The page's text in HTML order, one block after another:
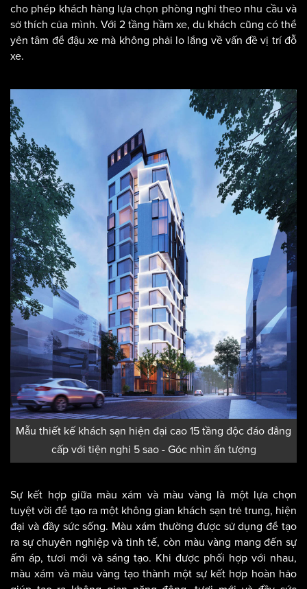
cho phép khách hàng lựa chọn phòng nghỉ theo nhu cầu và
sở thích của mình. Với 2 tầng hầm xe, du khách cũng có thể
yên tâm để đậu xe mà không phải lo lắng về vấn đề vị trí đỗ
xe.
Mẫu thiết kế khách sạn hiện đại cao 15 tầng độc đáo đẳng
cấp với tiện nghi 5 sao - Góc nhìn ấn tượng
Sự kết hợp giữa màu xám và màu vàng là một lựa chọn
tuyệt vời để tạo ra một không gian khách sạn trẻ trung, hiện
đại và đầy sức sống. Màu xám thường được sử dụng để tạo
ra sự chuyên nghiệp và tinh tế, còn màu vàng mang đến sự
ấm áp, tươi mới và sáng tạo. Khi được phối hợp với nhau,
màu xám và màu vàng tạo thành một sự kết hợp hoàn hảo